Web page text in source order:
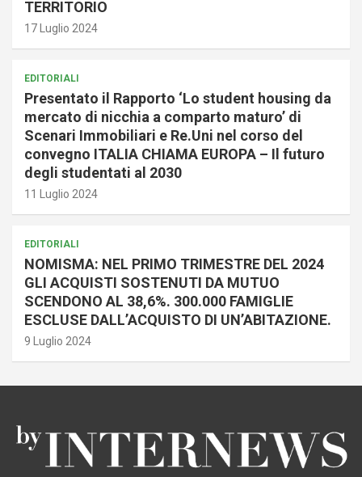
TERRITORIO
17 Luglio 2024
EDITORIALI
Presentato il Rapporto ‘Lo student housing da
mercato di nicchia a comparto maturo’ di
Scenari Immobiliari e Re.Uni nel corso del
convegno ITALIA CHIAMA EUROPA – Il futuro
degli studentati al 2030
11 Luglio 2024
EDITORIALI
NOMISMA: NEL PRIMO TRIMESTRE DEL 2024
GLI ACQUISTI SOSTENUTI DA MUTUO
SCENDONO AL 38,6%. 300.000 FAMIGLIE
ESCLUSE DALL’ACQUISTO DI UN’ABITAZIONE.
9 Luglio 2024